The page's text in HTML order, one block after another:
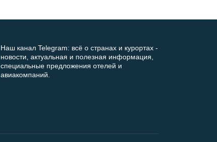
Наш канал Telegram: всё о странах и курортах -
новости, актуальная и полезная информация,
специальные предложения отелей и
авиакомпаний.